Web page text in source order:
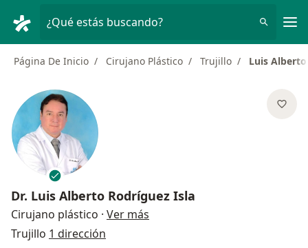
¿Qué estás buscando?
Página De Inicio Cirujano Plástico Trujillo Luis
Dr. Luis Alberto Rodríguez Isla
Cirujano plástico · Ver más
Trujillo 1 dirección